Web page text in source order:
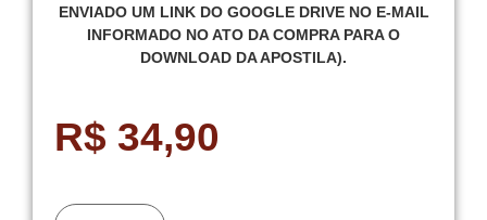
ENVIADO UM LINK DO GOOGLE DRIVE NO E-MAIL
INFORMADO NO ATO DA COMPRA PARA O
DOWNLOAD DA APOSTILA).
R$ 34,90